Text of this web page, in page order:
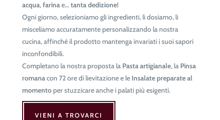
acqua,farinae… tanta dedizione!
Ogni giorno, selezioniamo gli ingredienti, li dosiamo, li
misceliamo accuratamente personalizzando la nostra
cucina, affinché il prodotto mantenga invariati i suoi sapori
inconfondibili.
Completano la nostra proposta la Pasta artigianale, la Pinsa
romanacon 72 ore di lievitazione e le Insalate preparate al
momentoper stuzzicare anche i palati più esigenti.
VIENI A TROVARCI